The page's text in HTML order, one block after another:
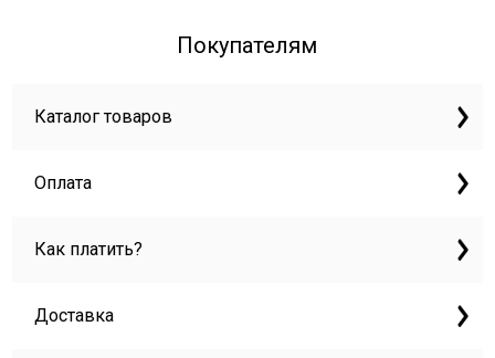
Покупателям
Каталог товаров
Оплата
Как платить?
Доставка